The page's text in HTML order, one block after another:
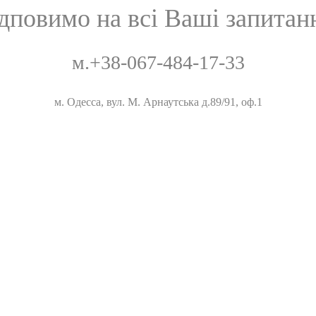
на всі Ваші
м.+38-067-484-17-33
м. Одесса, вул. М. Арнаутська д.89/91, оф.1